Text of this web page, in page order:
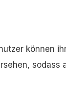
können
sodass